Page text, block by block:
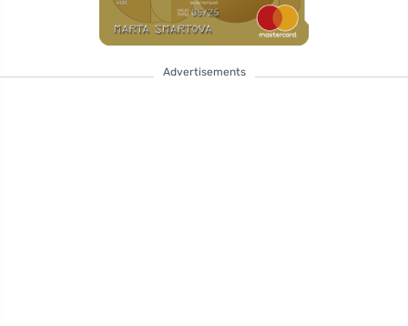
Advertisements